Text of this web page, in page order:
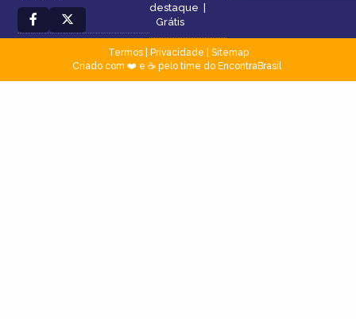
destaque |
Grátis
Termos| Privacidade
Sitemap
Criado com ❤️ e ☕ pelo time do EncontraBrasil